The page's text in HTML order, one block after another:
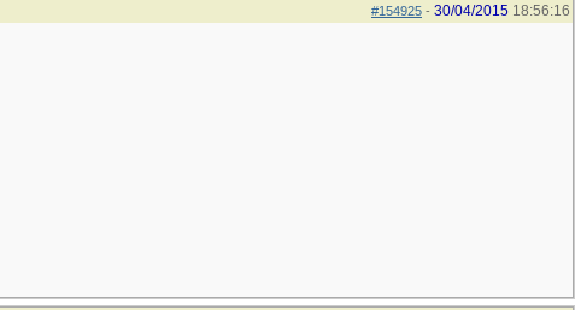
#154925 - 30/04/2015 18:56:16